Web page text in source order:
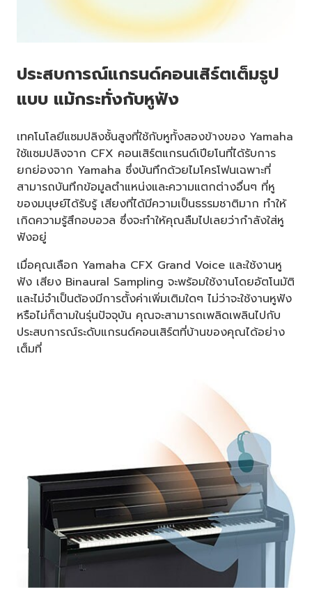
ประสบการณ์แกรนด์คอนเสิร์ตเต็มรูป
แบบ แม้กระทั่งกับหูฟัง
เทคโนโลยีแซมปลิงชั้นสูงที่ใช้กับหูทั้งสองข้างของ Yamaha
ใช้แซมปลิงจาก CFX คอนเสิร์ตแกรนด์เปียโนที่ได้รับการ
ยกย่องจาก Yamaha ซึ่งบันทึกด้วยไมโครโฟนเฉพาะที่
สามารถบันทึกข้อมูลตำแหน่งและความแตกต่างอื่นๆ ที่หู
ของมนุษย์ได้รับรู้ เสียงที่ได้มีความเป็นธรรมชาติมาก ทำให้
เกิดความรู้สึกอบอวล ซึ่งจะทำให้คุณลืมไปเลยว่ากำลังใส่หู
ฟังอยู่
เมื่อคุณเลือก Yamaha CFX Grand Voice และใช้งานหู
ฟัง เสียง Binaural Sampling จะพร้อมใช้งานโดยอัตโนมัติ
และไม่จำเป็นต้องมีการตั้งค่าเพิ่มเติมใดๆ ไม่ว่าจะใช้งานหูฟัง
หรือไม่ก็ตามในรุ่นปัจจุบัน คุณจะสามารถเพลิดเพลินไปกับ
ประสบการณ์ระดับแกรนด์คอนเสิร์ตที่บ้านของคุณได้อย่าง
เต็มที่